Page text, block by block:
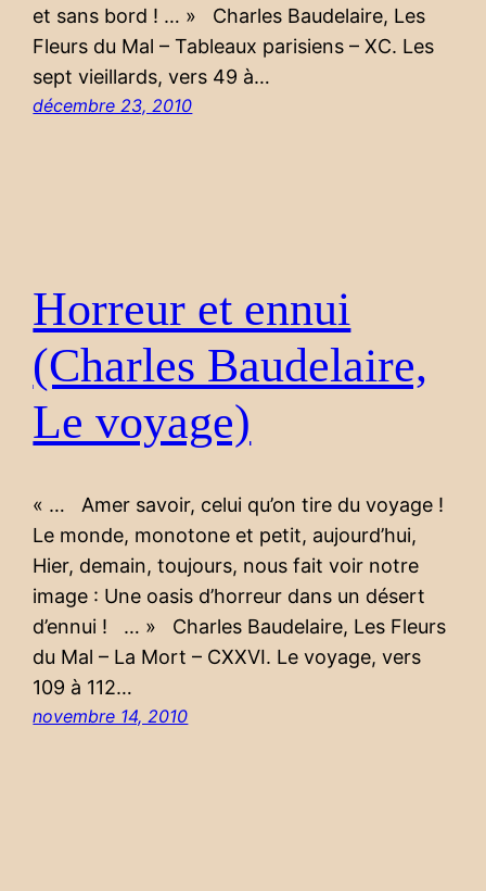
et sans bord ! … » Charles Baudelaire, Les
Fleurs du Mal – Tableaux parisiens – XC. Les
sept vieillards, vers 49 à…
décembre 23, 2010
Horreur et ennui
(Charles Baudelaire,
Le voyage)
« … Amer savoir, celui qu’on tire du voyage !
Le monde, monotone et petit, aujourd’hui,
Hier, demain, toujours, nous fait voir notre
image : Une oasis d’horreur dans un désert
d’ennui ! … » Charles Baudelaire, Les Fleurs
du Mal – La Mort – CXXVI. Le voyage, vers
109 à 112…
novembre 14, 2010